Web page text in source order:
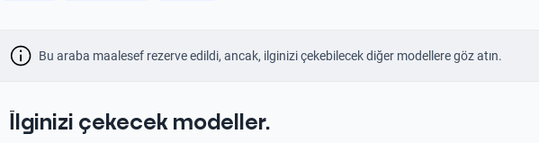
Bu araba maalesef rezerve edildi, ancak, ilginizi çekebilecek diğer modellere göz atın.
İlginizi çekecek modeller.